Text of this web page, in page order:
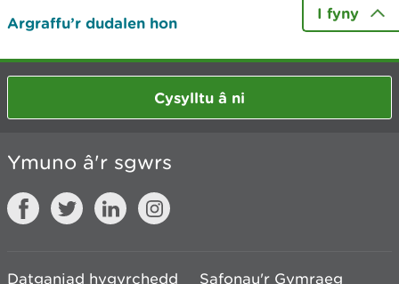
Argraffu’r dudalen hon
I fyny
Cysylltu â ni
Ymuno â'r sgwrs
Datganiad hygyrchedd Safonau'r Gymraeg